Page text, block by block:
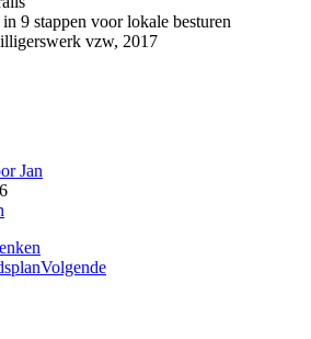
9 stappen voor lokale besturen
vzw, 2017
Jan
Volgende